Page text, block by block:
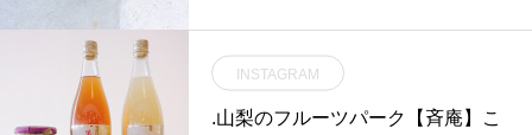
ialis#sandal#Spain#Barcelona#ha
usmatsue #島根#松江
INSTAGRAM
.山梨のフルーツパーク【斉庵】こ